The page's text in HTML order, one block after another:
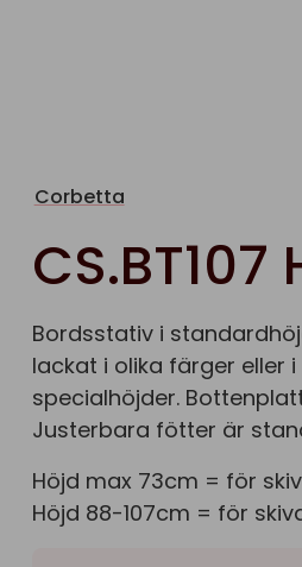
Corbetta
CS.BT107
Bordsstativ i
lackat i olika färger eller
specialhöjder.
Justerbara fötter är
Höjd max 73cm = för
Höjd 88-107cm = för